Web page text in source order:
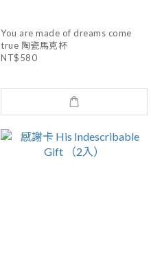
You are made of dreams come
true 陶瓷馬克杯
NT$580